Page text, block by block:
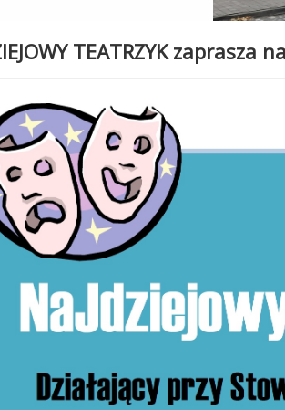
TEATRZYK zaprasza